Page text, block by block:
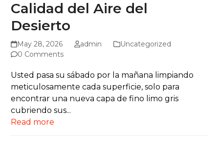
Calidad del Aire del
Desierto
May 28, 2026 admin
Uncategorized
0 Comments
Usted pasa su sábado por la mañana limpiando
meticulosamente cada superficie, solo para
encontrar una nueva capa de fino limo gris
cubriendo sus...
Read more